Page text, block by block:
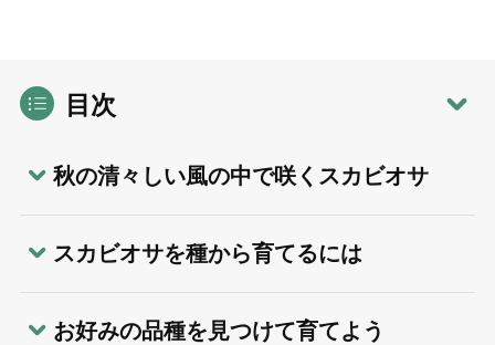
目次
秋の清々しい風の中で咲くスカビオサ
スカビオサを種から育てるには
お好みの品種を見つけて育てよう